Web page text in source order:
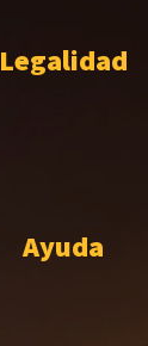
Legalidad
Ayuda